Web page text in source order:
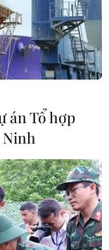
Võ Nguyên
án Tổ hợp
Ninh